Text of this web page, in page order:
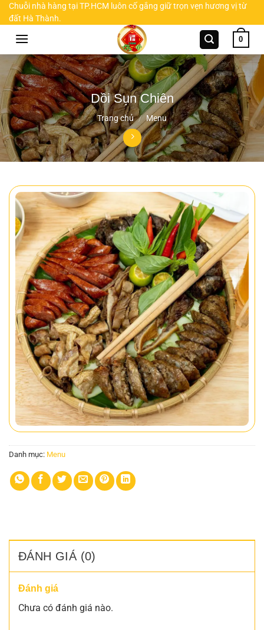
Chuyển
đến
Chuỗi nhà hàng tại TP.HCM luôn cố gắng giữ trọn vẹn hương vị từ
đất Hà Thành.
0
Dồi Sụn Chiên
Trang chủ / Menu
Danh mục: Menu
ĐÁNH GIÁ (0)
Đánh giá
Chưa có đánh giá nào.